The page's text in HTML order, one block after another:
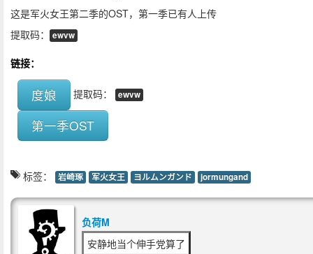
这是军火女王第二季的OST，第一季已有人上传
提取码：
ewvw
链接：
度娘 提取码： ewvw
第一季OST
标签： 岩崎琢 军火女王 ヨルムンガンド jormungand
负荷M
安静地当个伸手党算了